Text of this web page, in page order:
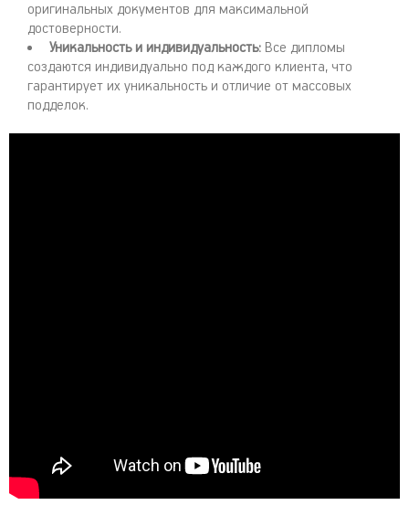
оригинальных документов для максимальной
достоверности.
Уникальность и индивидуальность: Все дипломы
создаются индивидуально под каждого клиента, что
гарантирует их уникальность и отличие от массовых
подделок.